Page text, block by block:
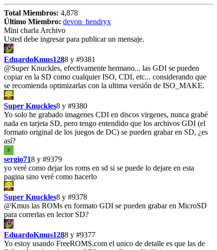
Total Miembros: 4,878
Último Miembro: devon_hendryx
Mini charla Archivo
Usted debe ingresar para publicar un mensaje.
EduardoKmus1288 y #9381
@Super Knuckles, efectivamente hermano... las GDI se pueden
copiar en la SD como cualquier ISO, CDI, etc... considerando que
se recomienda optimizarlas con la ultima versión de ISO_MAKE.
Super Knuckles8 y #9380
Yo solo he grabado imagenes CDI en discos virgenes, nunca grabé
nada en tarjeta SD, pero tengo entendido que los archivos GDI (el
formato original de los juegos de DC) se pueden grabar en SD, ¿es
así?
S
sergio718 y #9379
yo veré como dejar los roms en sd si se puede lo dejare en esta
pagina sino veré como hacerlo
Super Knuckles8 y #9378
@Kmus las ROMs en formato GDI se pueden grabar en MicroSD
para correrlas en lector SD?
EduardoKmus1288 y #9377
Yo estoy usando FreeROMS.com el unico de detalle es que las de